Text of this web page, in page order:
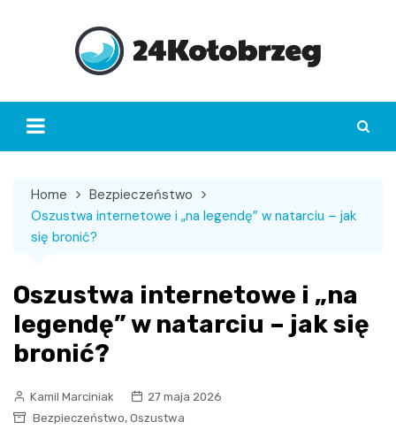
Home
Bezpieczeństwo
Oszustwa internetowe i „na legendę” w natarciu – jak
się bronić?
Oszustwa internetowe i „na
legendę” w natarciu – jak się
bronić?
Kamil Marciniak
27 maja 2026
Bezpieczeństwo, Oszustwa